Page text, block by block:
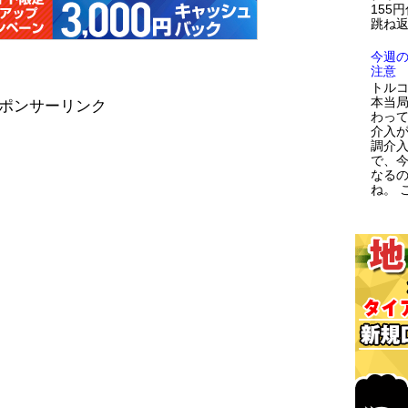
ンサーリンク
155
跳ね
今週
注意
トル
本当
わっ
介入
調介
で、
なる
ね。